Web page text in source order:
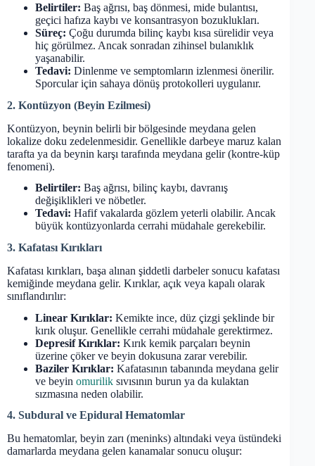
Belirtiler: Baş ağrısı, baş dönmesi, mide bulantısı,
geçici hafıza kaybı ve konsantrasyon bozuklukları.
Süreç: Çoğu durumda bilinç kaybı kısa sürelidir veya
hiç görülmez. Ancak sonradan zihinsel bulanıklık
yaşanabilir.
Tedavi: Dinlenme ve semptomların izlenmesi önerilir.
Sporcular için sahaya dönüş protokolleri uygulanır.
2. Kontüzyon (Beyin Ezilmesi)
Kontüzyon, beynin belirli bir bölgesinde meydana gelen
lokalize doku zedelenmesidir. Genellikle darbeye maruz kalan
tarafta ya da beynin karşı tarafında meydana gelir (kontre-küp
fenomeni).
Belirtiler: Baş ağrısı, bilinç kaybı, davranış
değişiklikleri ve nöbetler.
Tedavi: Hafif vakalarda gözlem yeterli olabilir. Ancak
büyük kontüzyonlarda cerrahi müdahale gerekebilir.
3. Kafatası Kırıkları
Kafatası kırıkları, başa alınan şiddetli darbeler sonucu kafatası
kemiğinde meydana gelir. Kırıklar, açık veya kapalı olarak
sınıflandırılır:
Linear Kırıklar: Kemikte ince, düz çizgi şeklinde bir
kırık oluşur. Genellikle cerrahi müdahale gerektirmez.
Depresif Kırıklar: Kırık kemik parçaları beynin
üzerine çöker ve beyin dokusuna zarar verebilir.
Baziler Kırıklar: Kafatasının tabanında meydana gelir
ve beyin omurilik sıvısının burun ya da kulaktan
sızmasına neden olabilir.
4. Subdural ve Epidural Hematomlar
Bu hematomlar, beyin zarı (meninks) altındaki veya üstündeki
damarlarda meydana gelen kanamalar sonucu oluşur: